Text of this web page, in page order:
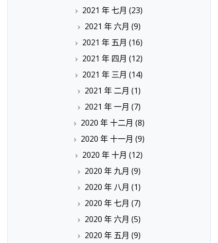
2021 年 七月 (23)
2021 年 六月 (9)
2021 年 五月 (16)
2021 年 四月 (12)
2021 年 三月 (14)
2021 年 二月 (1)
2021 年 一月 (7)
2020 年 十二月 (8)
2020 年 十一月 (9)
2020 年 十月 (12)
2020 年 九月 (9)
2020 年 八月 (1)
2020 年 七月 (7)
2020 年 六月 (5)
2020 年 五月 (9)